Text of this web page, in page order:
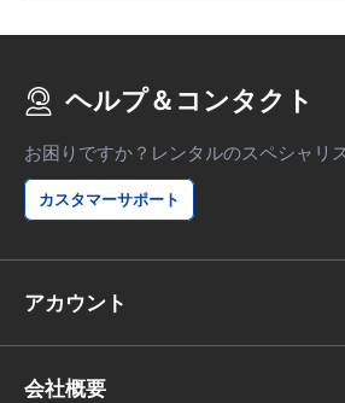
ヘルプ＆コンタクト
お困りですか？レンタルのスペシャリ
カスタマーサポート
アカウント
会社概要